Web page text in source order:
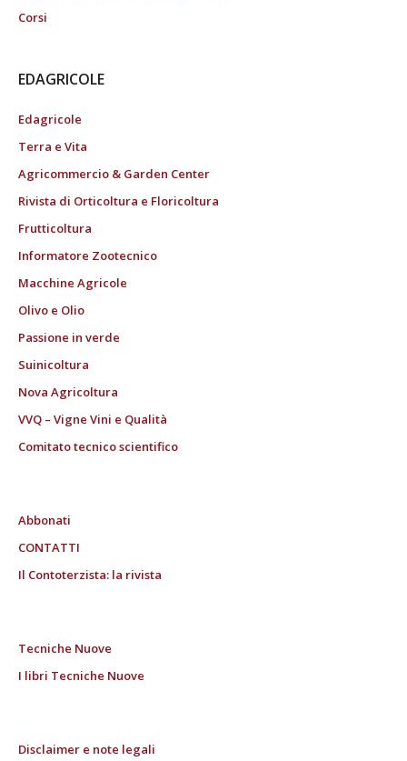
Corsi
EDAGRICOLE
Edagricole
Terra e Vita
Agricommercio & Garden Center
Rivista di Orticoltura e Floricoltura
Frutticoltura
Informatore Zootecnico
Macchine Agricole
Olivo e Olio
Passione in verde
Suinicoltura
Nova Agricoltura
VVQ – Vigne Vini e Qualità
Comitato tecnico scientifico
Abbonati
CONTATTI
Il Contoterzista: la rivista
Tecniche Nuove
I libri Tecniche Nuove
Disclaimer e note legali